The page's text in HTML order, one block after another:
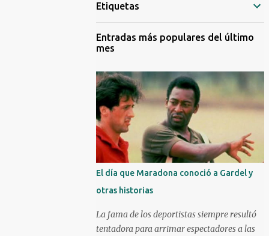
Etiquetas
Entradas más populares del último
mes
El día que Maradona conoció a Gardel y
otras historias
La fama de los deportistas siempre resultó
tentadora para arrimar espectadores a las